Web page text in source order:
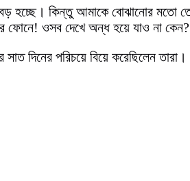
বড় হচ্ছে। কিন্তু আমাকে বোঝানোর
ফোনে! ওসব দেখে অন্ধ হয়ে যাও না কেন?
সাত দিনের পরিচয়ে বিয়ে